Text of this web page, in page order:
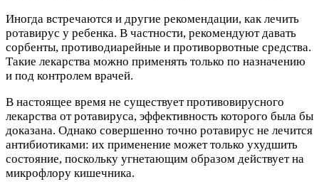
Иногда встречаются и другие рекомендации, как лечить
ротавирус у ребенка. В частности, рекомендуют давать
сорбенты, противодиарейные и противорвотные средства.
Такие лекарства можно применять только по назначению
и под контролем врачей.
В настоящее время не существует противовирусного
лекарства от ротавируса, эффективность которого была бы
доказана. Однако совершенно точно ротавирус не лечится
антибиотиками: их применение может только ухудшить
состояние, поскольку угнетающим образом действует на
микрофлору кишечника.